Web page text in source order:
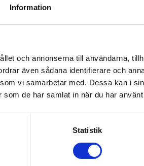
Information
och annonserna till användarna,
även sådana identifierare och
vi samarbetar med. Dessa kan i
de har samlat in när du har
Statistik
KING Zipped Hood